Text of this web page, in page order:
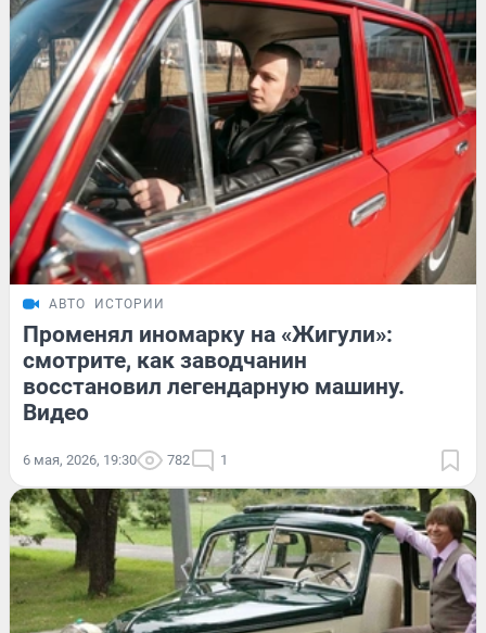
АВТО ИСТОРИИ
Променял иномарку на «Жигули»:
смотрите, как заводчанин
восстановил легендарную машину.
Видео
6 мая, 2026, 19:30 782 1